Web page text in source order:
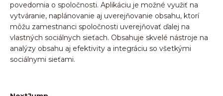
povedomia o spoločnosti. Aplikáciu je možné využiť na
vytváranie, naplánovanie aj uverejňovanie obsahu, ktorí
môžu zamestnanci spoločnosti uverejňovať ďalej na
vlastných sociálnych sieťach. Obsahuje skvelé nástroje na
analýzy obsahu aj efektivity a integráciu so všetkými
sociálnymi sieťami.